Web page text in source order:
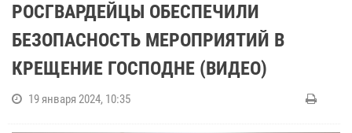
РОСГВАРДЕЙЦЫ ОБЕСПЕЧИЛИ
БЕЗОПАСНОСТЬ МЕРОПРИЯТИЙ В
КРЕЩЕНИЕ ГОСПОДНЕ (ВИДЕО)
19 января 2024, 10:35